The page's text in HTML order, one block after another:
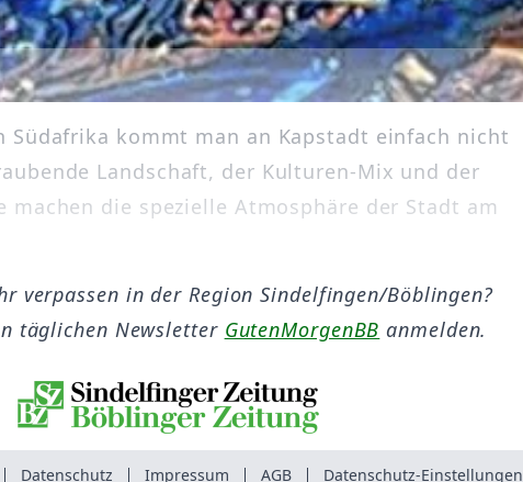
Südafrika kommt man an Kapstadt einfach nicht
Landschaft, der Kulturen-Mix und der
machen die spezielle Atmosphäre der Stadt am
verpassen in der Region Sindelfingen/Böblingen?
täglichen Newsletter GutenMorgenBB anmelden.
Datenschutz Impressum AGB Datenschutz-Einstellungen